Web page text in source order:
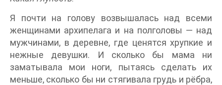
Я почти на голову возвышалась над всеми
женщинами архипелага и на полголовы — над
мужчинами, в деревне, где ценятся хрупкие и
нежные девушки. И сколько бы мама ни
заматывала мои ноги, пытаясь сделать их
меньше, сколько бы ни стягивала грудь и рёбра,